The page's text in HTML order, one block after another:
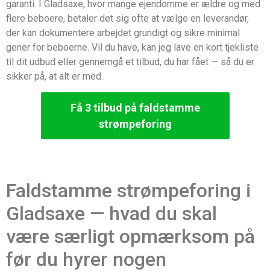
garanti. I Gladsaxe, hvor mange ejendomme er ældre og med
flere beboere, betaler det sig ofte at vælge en leverandør,
der kan dokumentere arbejdet grundigt og sikre minimal
gener for beboerne. Vil du have, kan jeg lave en kort tjekliste
til dit udbud eller gennemgå et tilbud, du har fået — så du er
sikker på, at alt er med.
Få 3 tilbud på faldstamme
strømpeforing
Faldstamme strømpeforing i
Gladsaxe — hvad du skal
være særligt opmærksom på
før du hyrer nogen